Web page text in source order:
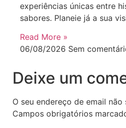
experiências únicas entre
sabores. Planeie já a sua
Read More »
06/08/2026 Sem
Deixe um
O seu endereço de email
Campos obrigatórios